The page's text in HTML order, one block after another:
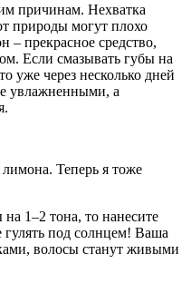
причинам. Нехватка
природы могут плохо
– прекрасное средство,
Если смазывать губы на
уже через несколько дней
увлажненными, а
1–2 тона, то нанесите
под солнцем! Ваша
волосы станут живыми